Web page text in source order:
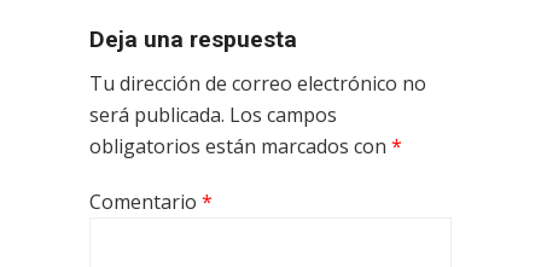
Deja una respuesta
Tu dirección de correo electrónico no
será publicada. Los campos
obligatorios están marcados con *
Comentario *